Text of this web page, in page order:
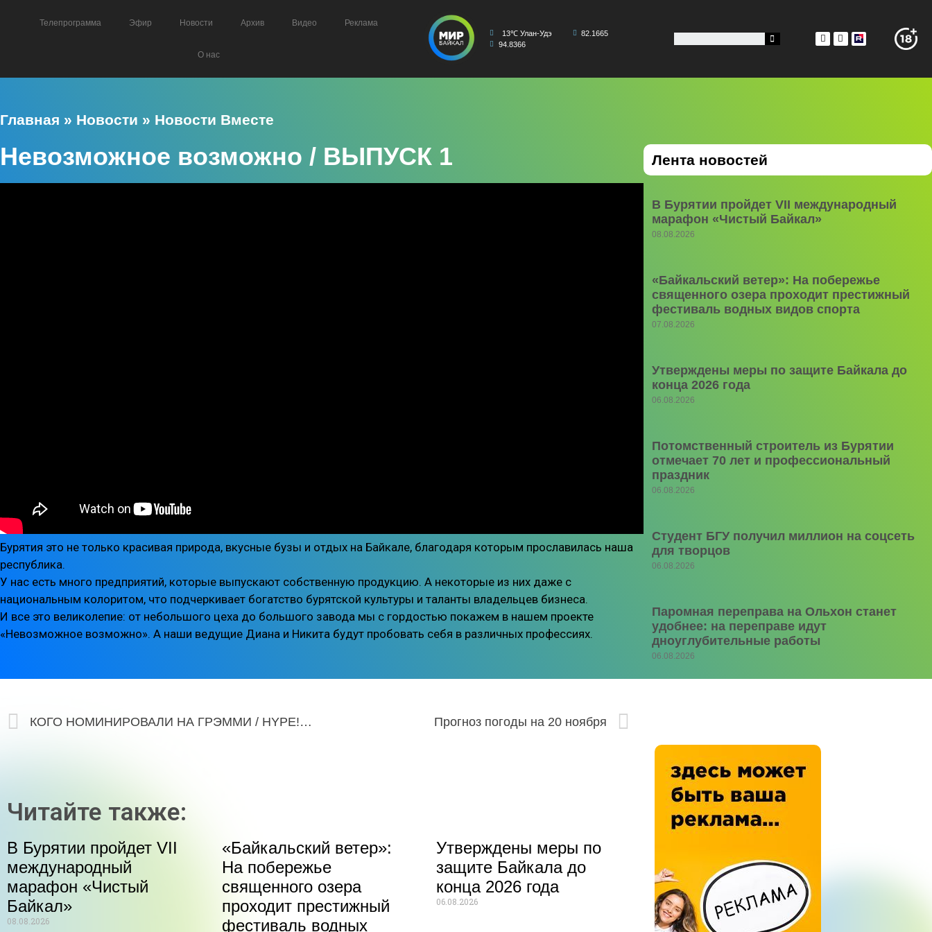
Телепрограмма Эфир Новости Архив Видео Реклама
О нас
13℃ Улан-Удэ
82.1665
94.8366
Главная » Новости » Новости Вместе
Невозможное возможно / ВЫПУСК 1
Бурятия это не только красивая природа, вкусные бузы и отдых на Байкале, благодаря которым прославилась наша
республика.
У нас есть много предприятий, которые выпускают собственную продукцию. А некоторые из них даже с
национальным колоритом, что подчеркивает богатство бурятской культуры и таланты владельцев бизнеса.
И все это великолепие: от небольшого цеха до большого завода мы с гордостью покажем в нашем проекте
«Невозможное возможно». А наши ведущие Диана и Никита будут пробовать себя в различных профессиях.
Лента новостей
В Бурятии пройдет VII международный
марафон «Чистый Байкал»
08.08.2026
«Байкальский ветер»: На побережье
священного озера проходит престижный
фестиваль водных видов спорта
07.08.2026
Утверждены меры по защите Байкала до
конца 2026 года
06.08.2026
Потомственный строитель из Бурятии
отмечает 70 лет и профессиональный
праздник
06.08.2026
Студент БГУ получил миллион на соцсеть
для творцов
06.08.2026
Паромная переправа на Ольхон станет
удобнее: на переправе идут
дноуглубительные работы
06.08.2026
КОГО НОМИНИРОВАЛИ НА ГРЭММИ / HYPE!ОВОСТИ 150 Прогноз погоды на 20 ноября
Читайте также:
В Бурятии пройдет VII
международный
марафон «Чистый
Байкал»
08.08.2026
«Байкальский ветер»:
На побережье
священного озера
проходит престижный
фестиваль водных
Утверждены меры по
защите Байкала до
конца 2026 года
06.08.2026